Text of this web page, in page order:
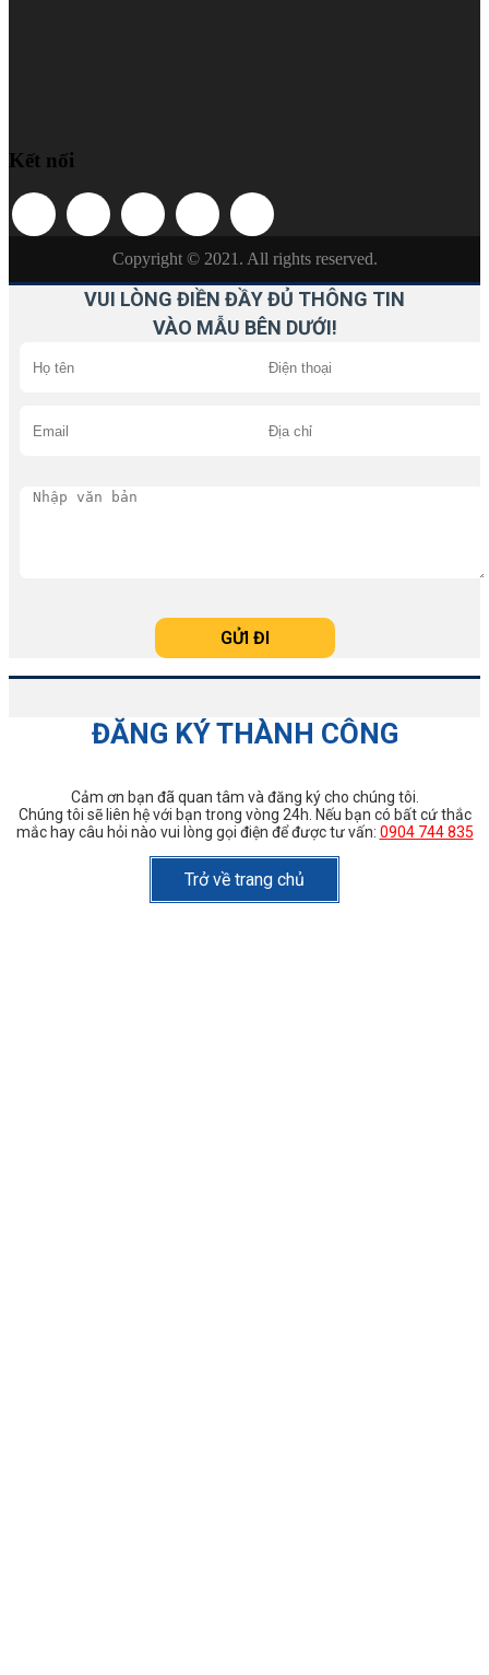
Kết nối
Copyright © 2021. All rights reserved.
VUI LÒNG ĐIỀN ĐẦY ĐỦ THÔNG TIN
VÀO MẪU BÊN DƯỚI!
ĐĂNG KÝ THÀNH CÔNG
Cảm ơn bạn đã quan tâm và đăng ký cho chúng tôi.
Chúng tôi sẽ liên hệ với bạn trong vòng 24h. Nếu bạn có bất cứ thắc
mắc hay câu hỏi nào vui lòng gọi điện để được tư vấn: 0904 744 835
Trở về trang chủ